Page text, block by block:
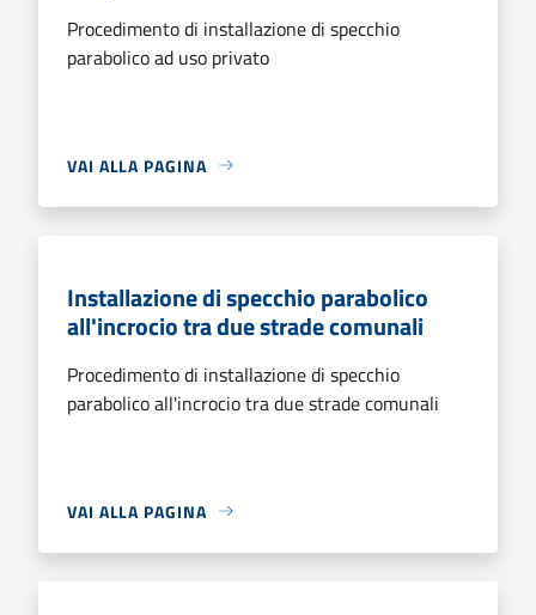
Procedimento di installazione di specchio
parabolico ad uso privato
VAI ALLA PAGINA
Installazione di specchio parabolico
all'incrocio tra due strade comunali
Procedimento di installazione di specchio
parabolico all'incrocio tra due strade comunali
VAI ALLA PAGINA